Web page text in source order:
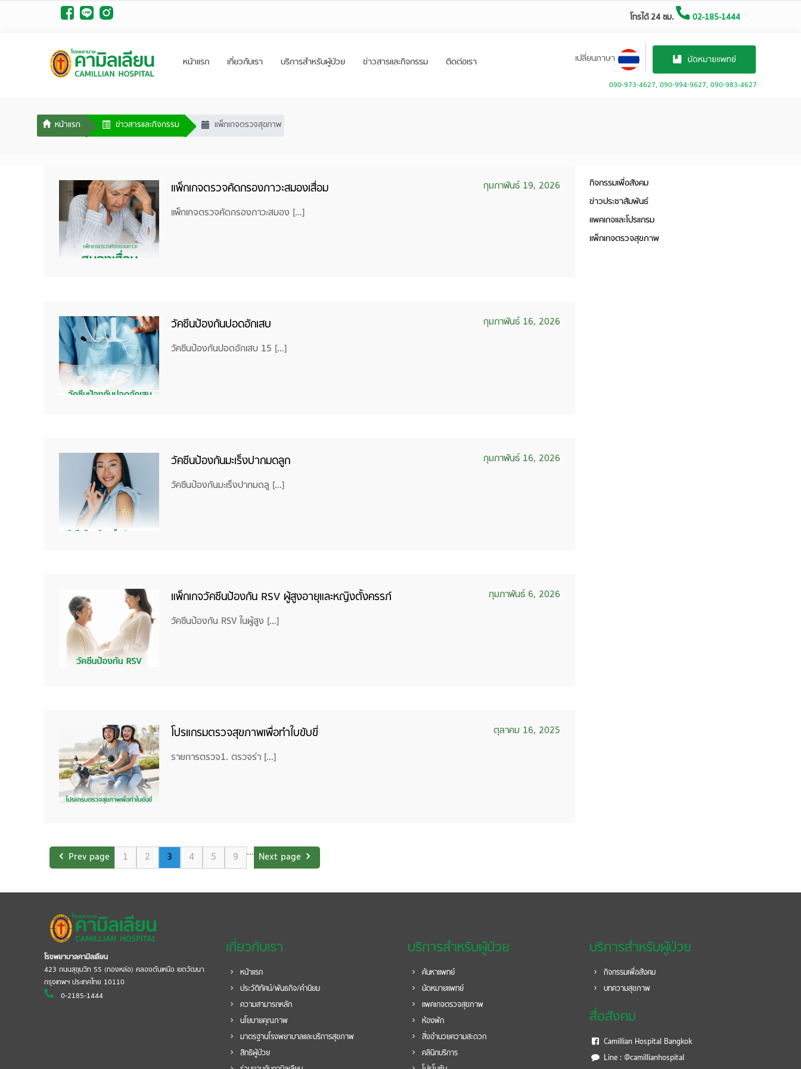
โทรได้ 24 ชม. 02-185-1444
หน้าแรก เกี่ยวกับเรา บริการสำหรับผู้ป่วย ข่าวสารและกิจกรรม ติดต่อเรา เปลี่ยนภาษา
090-973-4627, 090-994-9627, 090-983-4627
ข่าวสารและกิจกรรม แพ็กเกจตรวจสุขภาพ
แพ็กเกจตรวจคัดกรองภาวะสมองเสื่อม
กุมภาพันธ์ 19, 2026
แพ็กเกจตรวจคัดกรองภาวะสมอง […]
วัคซีนป้องกันปอดอักเสบ
กุมภาพันธ์ 16, 2026
วัคซีนป้องกันปอดอักเสบ 15 […]
วัคซีนป้องกันมะเร็งปากมดลูก
กุมภาพันธ์ 16, 2026
วัคซีนป้องกันมะเร็งปากมดลู […]
แพ็กเกจวัคซีนป้องกัน RSV ผู้สูงอายุและหญิงตั้งครรภ์
กุมภาพันธ์ 6, 2026
วัคซีนป้องกัน RSV ในผู้สูง […]
โปรแกรมตรวจสุขภาพเพื่อทำใบขับขี่
ตุลาคม 16, 2025
รายการตรวจ1. ตรวจร่า […]
Prev page 1 2 3 4 5 ...
9 Next page
กิจกรรมเพื่อสังคม
ข่าวประชาสัมพันธ์
แพคเกจและโปรแกรม
แพ็กเกจตรวจสุขภาพ
โรงพยาบาลคามิลเลียน
423 ถนนสุขุมวิท 55 (ทองหล่อ) คลองตันเหนือ เขตวัฒนา
กรุงเทพฯ ประเทศไทย 10110
0-2185-1444
เกี่ยวกับเรา
หน้าแรก
ประวัติทัศน์/พันธกิจ/คำนิยม
ความสามารถหลัก
นโยบายคุณภาพ
มาตรฐานโรงพยาบาลและบริการสุขภาพ
สิทธิผู้ป่วย
บริการสำหรับผู้ป่วย
ค้นหาแพทย์
นัดหมายแพทย์
แพคเกจตรวจสุขภาพ
ห้องพัก
สิ่งอำนวยความสะดวก
คลินิกบริการ
บริการสำหรับผู้ป่วย
กิจกรรมเพื่อสังคม
บทความสุขภาพ
สื่อสังคม
Camillian Hospital Bangkok
Line : @camillianhospital